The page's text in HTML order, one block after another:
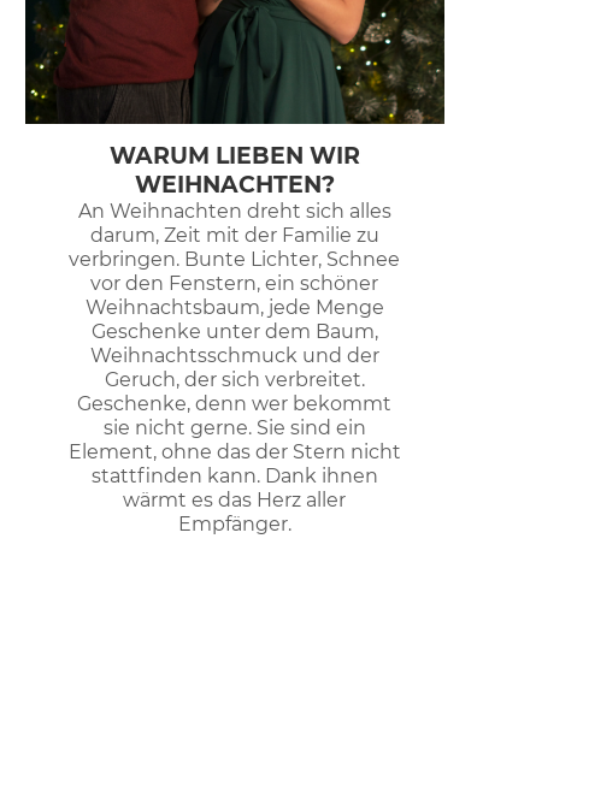
WARUM LIEBEN WIR
WEIHNACHTEN?
An Weihnachten dreht sich alles
darum, Zeit mit der Familie zu
verbringen. Bunte Lichter, Schnee
vor den Fenstern, ein schöner
Weihnachtsbaum, jede Menge
Geschenke unter dem Baum,
Weihnachtsschmuck und der
Geruch, der sich verbreitet.
Geschenke, denn wer bekommt
sie nicht gerne. Sie sind ein
Element, ohne das der Stern nicht
stattfinden kann. Dank ihnen
wärmt es das Herz aller
Empfänger.